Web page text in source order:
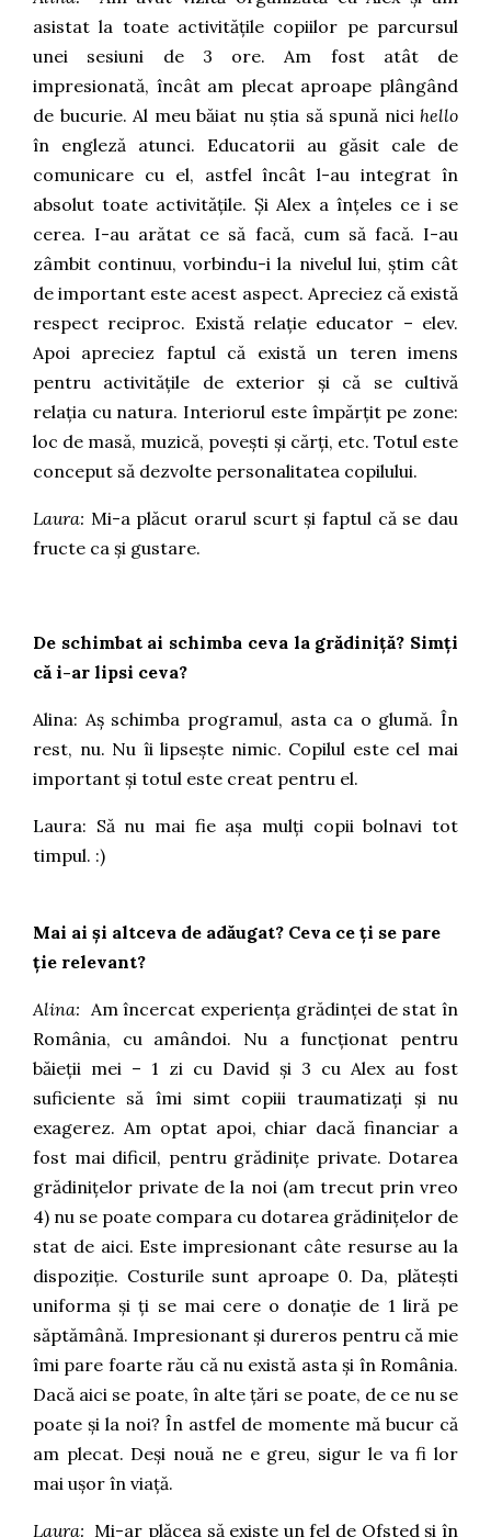
asistat la toate activitățile copiilor pe parcursul
unei sesiuni de 3 ore. Am fost atât de
impresionată, încât am plecat aproape plângând
de bucurie. Al meu băiat nu știa să spună nici hello
în engleză atunci. Educatorii au găsit cale de
comunicare cu el, astfel încât l-au integrat în
absolut toate activitățile. Și Alex a înțeles ce i se
cerea. I-au arătat ce să facă, cum să facă. I-au
zâmbit continuu, vorbindu-i la nivelul lui, știm cât
de important este acest aspect. Apreciez că există
respect reciproc. Există relație educator – elev.
Apoi apreciez faptul că există un teren imens
pentru activitățile de exterior și că se cultivă
relația cu natura. Interiorul este împărțit pe zone:
loc de masă, muzică, povești și cărți, etc. Totul este
conceput să dezvolte personalitatea copilului.
Laura: Mi-a plăcut orarul scurt și faptul că se dau
fructe ca și gustare.
De schimbat ai schimba ceva la grădiniță? Simți
că i-ar lipsi ceva?
Alina: Aș schimba programul, asta ca o glumă. În
rest, nu. Nu îi lipsește nimic. Copilul este cel mai
important și totul este creat pentru el.
Laura: Să nu mai fie așa mulți copii bolnavi tot
timpul. :)
Mai ai și altceva de adăugat? Ceva ce ți se pare
ție relevant?
Alina: Am încercat experiența grădinței de stat în
România, cu amândoi. Nu a funcționat pentru
băieții mei – 1 zi cu David și 3 cu Alex au fost
suficiente să îmi simt copiii traumatizați și nu
exagerez. Am optat apoi, chiar dacă financiar a
fost mai dificil, pentru grădinițe private. Dotarea
grădinițelor private de la noi (am trecut prin vreo
4) nu se poate compara cu dotarea grădinițelor de
stat de aici. Este impresionant câte resurse au la
dispoziție. Costurile sunt aproape 0. Da, plătești
uniforma și ți se mai cere o donație de 1 liră pe
săptămână. Impresionant și dureros pentru că mie
îmi pare foarte rău că nu există asta și în România.
Dacă aici se poate, în alte țări se poate, de ce nu se
poate și la noi? În astfel de momente mă bucur că
am plecat. Deși nouă ne e greu, sigur le va fi lor
mai ușor în viață.
Laura: Mi-ar plăcea să existe un fel de Ofsted și în